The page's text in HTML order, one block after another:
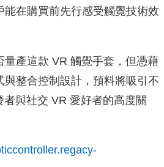
能在購買前先行感受觸覺技術效
量產這款 VR 觸覺手套，但憑藉
與整合控制設計，預料將吸引不
與社交 VR 愛好者的高度關